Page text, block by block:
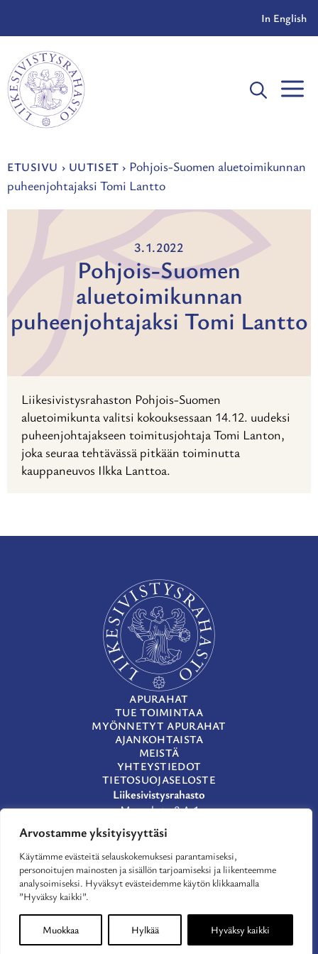
Arvostamme yksityisyyttäsi
Käytämme evästeitä selauskokemuksesi parantamiseksi,
personoitujen mainosten ja sisällön tarjoamiseksi ja liikenteemme
analysoimiseksi. Hyväksyt evästeidemme käytön klikkaamalla
”Hyväksy kaikki”.
Muokkaa Hylkää Hyväksy kaikki
In English
ETUSIVU › UUTISET › Pohjois-Suomen aluetoimikunnan
puheenjohtajaksi Tomi Lantto
3.1.2022
Pohjois-Suomen
aluetoimikunnan
puheenjohtajaksi Tomi Lantto
Liikesivistysrahaston Pohjois-Suomen
aluetoimikunta valitsi kokouksessaan 14.12. uudeksi
puheenjohtajakseen toimitusjohtaja Tomi Lanton,
joka seuraa tehtävässä pitkään toiminutta
kauppaneuvos Ilkka Lanttoa.
APURAHAT
TUE TOIMINTAA
MYÖNNETYT APURAHAT
AJANKOHTAISTA
MEISTÄ
YHTEYSTIEDOT
TIETOSUOJASELOSTE
Liikesivistysrahasto
Museokatu 8 A 1
00100 Helsinki
(09) 659 933
lsr@lsr.fi
LinkedIn
Facebook